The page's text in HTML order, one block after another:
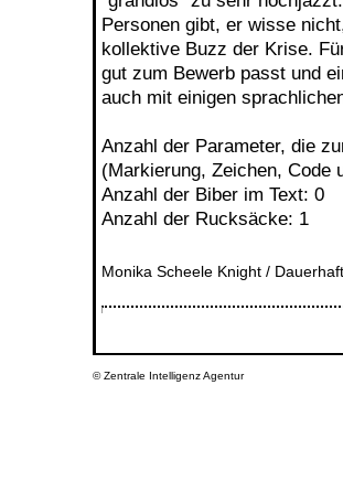
Personen gibt, er wisse
kollektive Buzz der Krise.
gut zum Bewerb passt und
auch mit einigen
Anzahl der Parameter, die
(Markierung, Zeichen, Code
Anzahl der Biber im Text: 0
Anzahl der Rucksäcke: 1
Monika Scheele Knight /
©Zentrale Intelligenz Agentur